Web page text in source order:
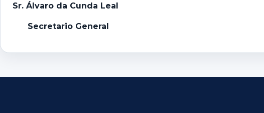
Sr. Álvaro da Cunda Leal
Secretario General